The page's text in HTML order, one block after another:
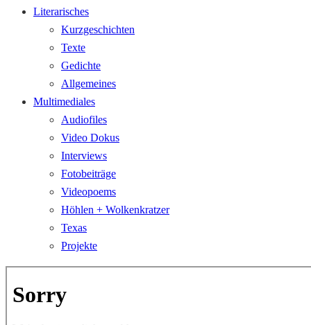
Literarisches
Kurzgeschichten
Texte
Gedichte
Allgemeines
Multimediales
Audiofiles
Video Dokus
Interviews
Fotobeiträge
Videopoems
Höhlen + Wolkenkratzer
Texas
Projekte